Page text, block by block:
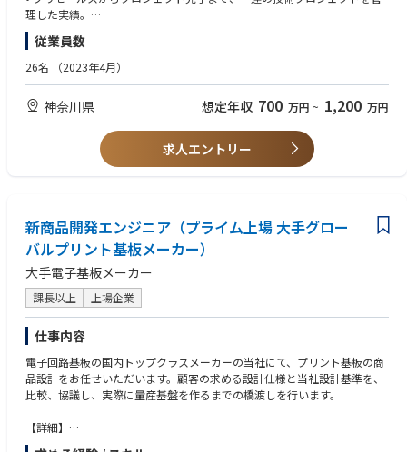
ス対応を支援するとともに、技術フォーラムなどで当社を代表して活動し
〇主な業務内容
• 海外営業チームと連携し、顧客ニーズの分析、初期技術ソリューション
の設計、および営業活動全体を通じた技術的サポートを行う。
ュール、価格を含む詳細な提案書を作成する。
• 業界セミナーで技術講演を行い、日本国内のサイバーセキュリティ関連
• プロジェクト遂行中に追加ニーズを把握し、海外営業チームと連携して
新たなサービス提案やサービスパッケージを企画・提案する。
• 納品後のレビューを実施し、提供したソリューションがお客様の目的を
満たしていることを確認するとともに、長期的な顧客関係の構築および契
約更新を支援する。
• プロジェクトの予算・収益性を管理し、顧客フィードバックを収集して
サービス改善や新サービス開発につなげる。
理した実績。
• 技術提案書の作成、コスト見積り、プロジェクト収益管理（P/L）の経
験。
• 技術セミナーでの講演や業界団体との活動経験があれば尚可。
品セキュリティ規制・規格を習得する意欲があること。
－CRA
－ RED Delegated Act（RED-DA）
－ISO/SAE 21434
• 試験・検査・認証を含む適合性評価（Conformity Assessment）の仕組み
を理解し、各国・国際規制への適合性評価プロセスについて知識を有する
こと。
• 顧客の複雑な要求事項を整理し、技術ソリューションおよび明確なプロ
ジェクトスコープへ落とし込める能力。
• プロジェクトマネジメント手法・ツールを活用し、進捗管理・リスク管
理・予算管理ができること。
• 日本語：ネイティブまたはそれに準ずるレベル（JLPT N1相当）。高度
な商談およびプレゼンテーションができること。
• 英語：グローバルチームとの業務、および国際規格のレビューができる
ビジネスレベル。
評価。
従業員数
26名 （2023年4月）
神奈川県 想定年収 700 万円 ~ 1,200 万円
求人エントリー
新商品開発エンジニア（プライム上場 大手グロー
バルプリント基板メーカー）
大手電子基板メーカー
課長以上 上場企業
仕事内容
電子回路基板の国内トップクラスメーカーの当社にて、プリント基板の商
品設計をお任せいただいます。顧客の求める設計仕様と当社設計基準を、
比較、協議し、実際に量産基盤を作るまでの橋渡しを行います。
【詳細】
■顧客ニーズの探索と市場調査